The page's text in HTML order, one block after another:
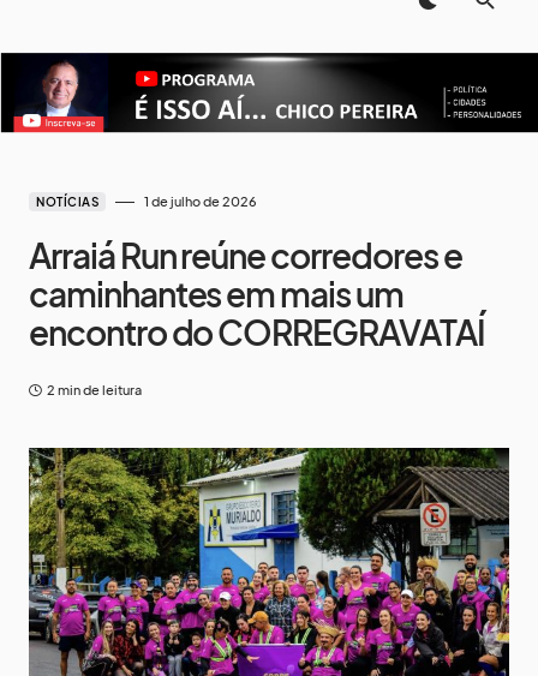
NOTÍCIAS 1 de julho de 2026
Arraiá Run reúne corredores e
caminhantes em mais um
encontro do CORREGRAVATAÍ
2 min de leitura